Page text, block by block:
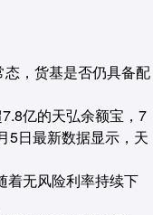
态，货基是否仍具备配
亿的天弘余额宝，7
5日最新数据显示，天
着无风险利率持续下